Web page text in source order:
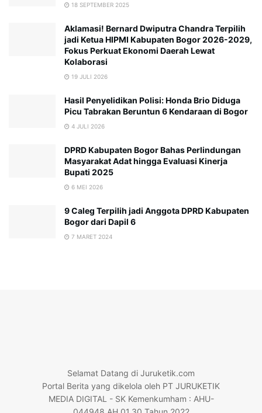
18 SEPTEMBER 2025
Aklamasi! Bernard Dwiputra Chandra Terpilih
jadi Ketua HIPMI Kabupaten Bogor 2026-2029,
Fokus Perkuat Ekonomi Daerah Lewat
Kolaborasi
19 JULI 2026
Hasil Penyelidikan Polisi: Honda Brio Diduga
Picu Tabrakan Beruntun 6 Kendaraan di Bogor
4 JULI 2026
DPRD Kabupaten Bogor Bahas Perlindungan
Masyarakat Adat hingga Evaluasi Kinerja
Bupati 2025
6 MEI 2026
9 Caleg Terpilih jadi Anggota DPRD Kabupaten
Bogor dari Dapil 6
7 MARET 2024
Selamat Datang di Juruketik.com
Portal Berita yang dikelola oleh PT JURUKETIK
MEDIA DIGITAL - SK Kemenkumham : AHU-